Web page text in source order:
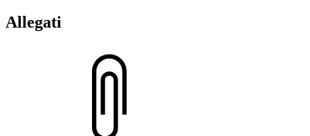
Allegati